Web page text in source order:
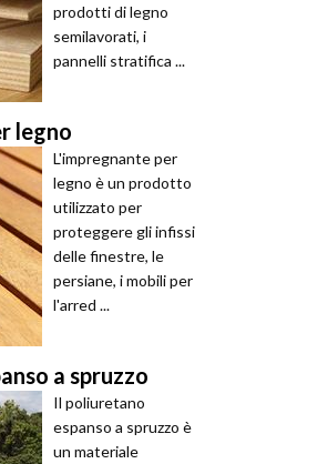
prodotti di legno
semilavorati, i
pannelli stratifica ...
legno
L'impregnante per
legno è un prodotto
utilizzato per
proteggere gli infissi
delle finestre, le
persiane, i mobili per
l'arred ...
a spruzzo
Il poliuretano
espanso a spruzzo è
un materiale